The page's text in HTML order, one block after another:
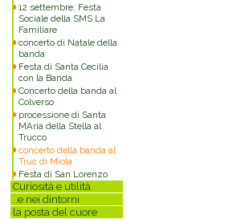
12 settembre: Festa
Sociale della SMS La
Familiare
concerto di Natale della
banda
Festa di Santa Cecilia
con la Banda
Concerto della banda al
Colverso
processione di Santa
MAria della Stella al
Trucco
concerto della banda al
Truc di Miola
Festa di San Lorenzo
Curiosità e utilità
..e nei dintorni
la posta del cuore